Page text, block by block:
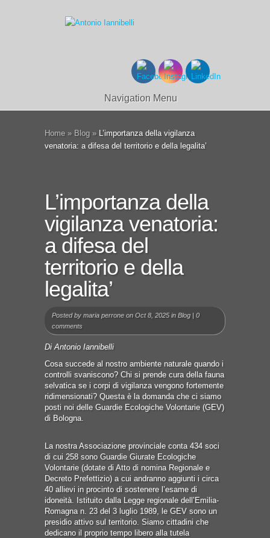
Navigation Menu
Home » Blog » L’importanza della vigilanza
venatoria: a difesa del territorio e della legalita’
L’importanza della
vigilanza venatoria:
a difesa del
territorio e della
legalita’
Posted by maria perrone on Oct 8, 2025 in Blog | 0
comments
Di Antonio Iannibelli
Cosa succede al nostro ambiente naturale quando i
controlli svaniscono? Chi si prende cura della fauna
selvatica se i corpi di vigilanza vengono fortemente
ridimensionati? Questa è la domanda che ci siamo
posti noi delle Guardie Ecologiche Volontarie (GEV)
di Bologna.
La nostra Associazione provinciale conta 434 soci
di cui 258 sono Guardie Giurate Ecologiche
Volontarie (dotate di Atto di nomina Regionale e
Decreto Prefettizio) a cui andranno aggiunti i circa
40 allievi in procinto di sostenere l’esame di
idoneità. Istituito dalla Legge regionale dell’Emilia-
Romagna n. 23 del 3 luglio 1989, le GEV sono un
presidio attivo sul territorio. Siamo cittadini che
dedicano il proprio tempo libero alla tutela